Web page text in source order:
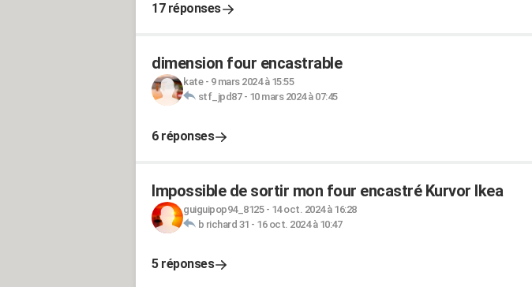
17 réponses
dimension four encastrable
kate- 9 mars 2024 à 15:55
stf_jpd87- 10 mars 2024 à 07:45
6 réponses
Impossible de sortir mon four encastré Kurvor Ikea
guiguipop94_8125- 14 oct. 2024 à 16:28
b richard 31 - 16 oct. 2024 à 10:47
5 réponses